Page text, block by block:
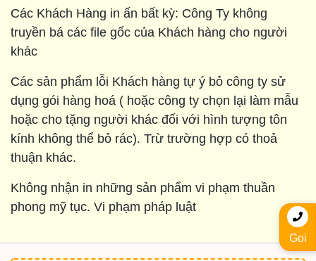
Gọi
Các Khách Hàng in ấn bất kỳ: Công Ty không
truyền bá các file gốc của Khách hàng cho người
khác
Các sản phẩm lỗi Khách hàng tự ý bỏ công ty sử
dụng gói hàng hoá ( hoặc công ty chọn lại làm mẫu
hoặc cho tặng người khác đối với hình tượng tôn
kính không thể bỏ rác). Trừ trường hợp có thoả
thuận khác.
Không nhận in những sản phẩm vi phạm thuần
phong mỹ tục. Vi phạm pháp luật